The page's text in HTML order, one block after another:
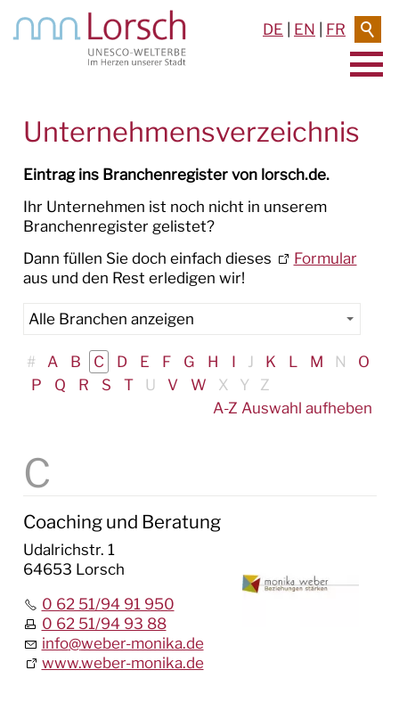
DE EN FR
RATHAUS
SERVICE
WIRTSCHAFT
Unternehmen in Lorsch
STELLEN & AUSBILDUNG
BAUEN & UMWELT
LEBEN IN LORSCH
KULTUR
TOURISMUS
Unternehmensverzeichnis
Eintrag ins Branchenregister von lorsch.de.
Ihr Unternehmen ist noch nicht in unserem
Branchenregister gelistet?
Dann füllen Sie doch einfach dieses
Formular
aus und den Rest erledigen wir!
# A B C D E F G H I J K L M N
O
P
Q R S T U V W X Y
Z
A-Z Auswahl aufheben
Coaching und Beratung
Udalrichstr. 1
64653 Lorsch
0 62 51/94 91 950
0 62 51/94 93 88
info@weber-monika.de
www.weber-monika.de